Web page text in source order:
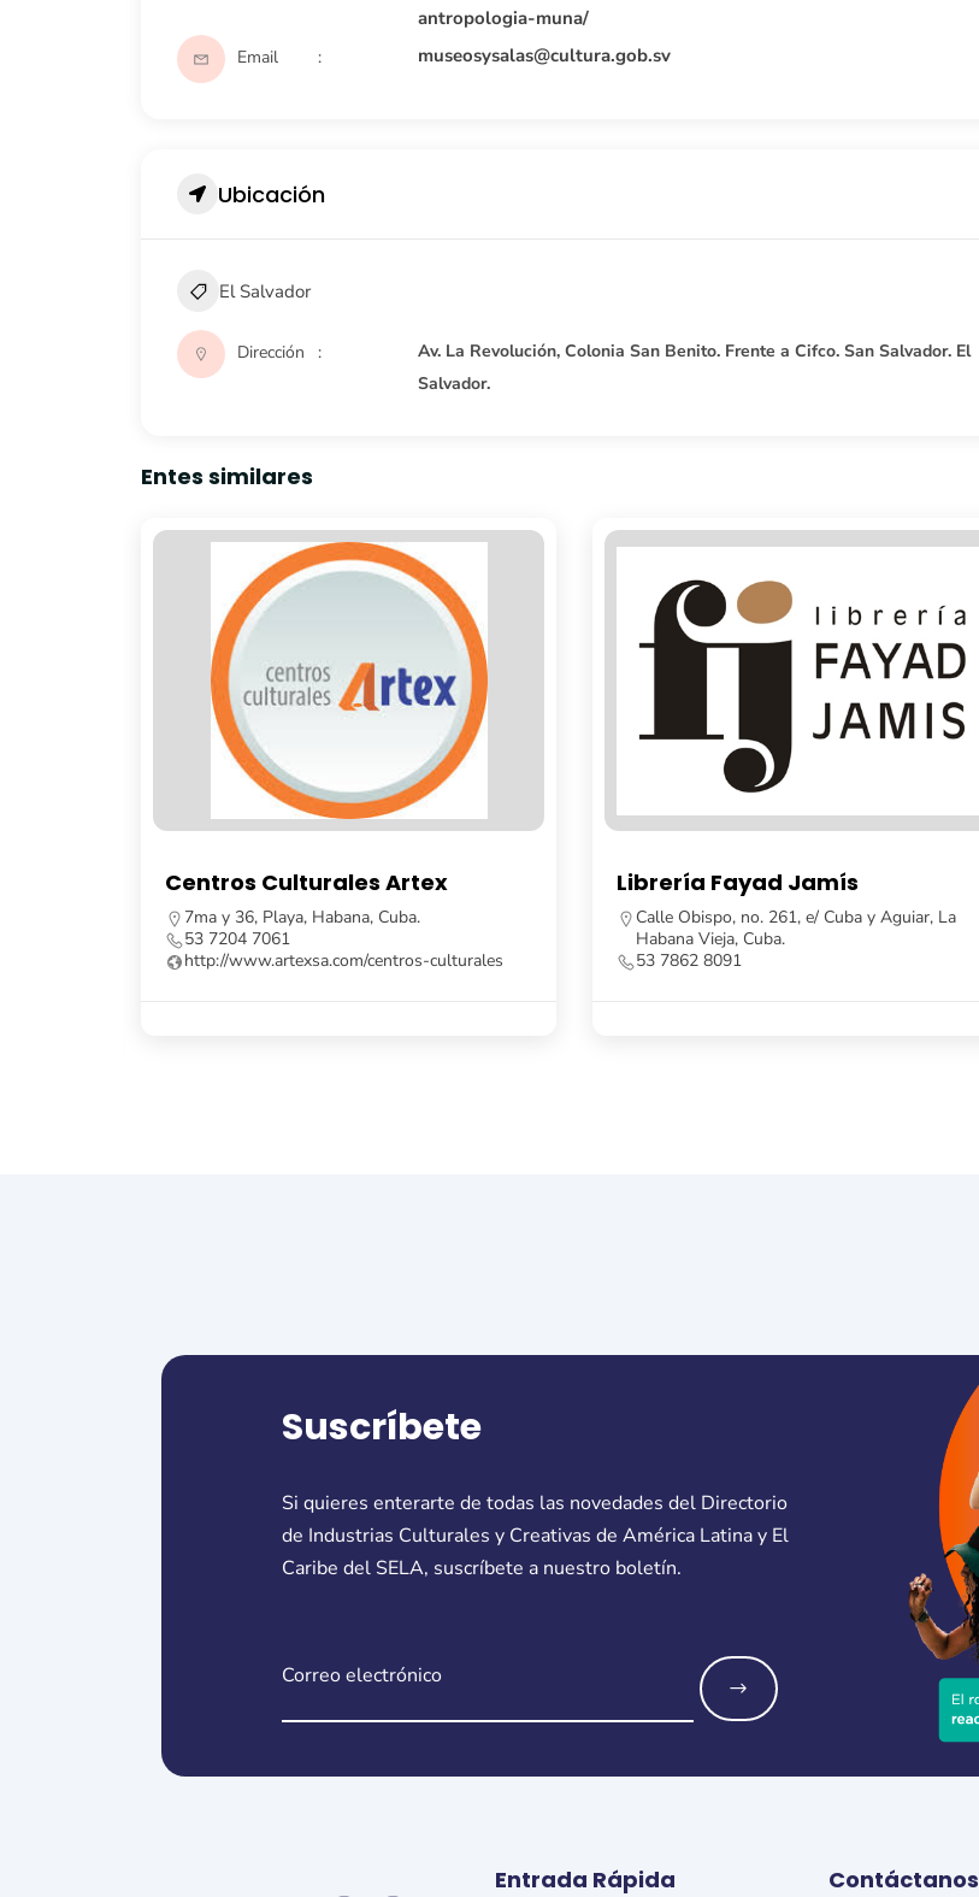
antropologia-muna/
Email museosysalas@cultura.gob.sv
Ubicación
El Salvador
Dirección
Av. La Revolución, Colonia San Benito. Frente a Cifco. San Salvador. El
Salvador.
Entes similares
Centros Culturales Artex
7ma y 36, Playa, Habana, Cuba.
53 7204 7061
http://www.artexsa.com/centros-culturales
Librería Fayad Jamís
Calle Obispo, no. 261, e/ Cuba y Aguiar, La
Habana Vieja, Cuba.
53 7862 8091
Suscríbete
Si quieres enterarte de todas las novedades del Directorio
de Industrias Culturales y Creativas de América Latina y El
Caribe del SELA, suscríbete a nuestro boletín.
o
Entrada Rápida Contáctanos